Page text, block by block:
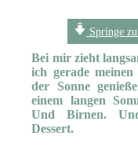
Springe
Bei mir zieht
ich gerade
der Sonne
einem langen
Und Birnen.
Dessert.